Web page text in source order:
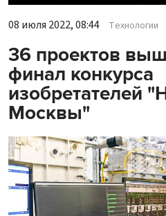
08 июля 2022, 08:44 Технологии
36 проектов
финал конкурса
изобретателей
Москвы"